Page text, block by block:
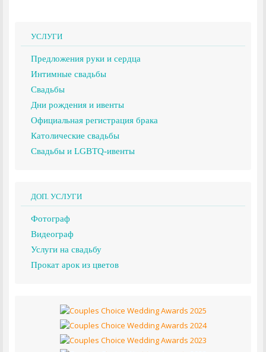
УСЛУГИ
Предложения руки и сердца
Интимные свадьбы
Свадьбы
Дни рождения и ивенты
Официальная регистрация брака
Католические свадьбы
Свадьбы и LGBTQ-ивенты
ДОП. УСЛУГИ
Фотограф
Видеограф
Услуги на свадьбу
Прокат арок из цветов